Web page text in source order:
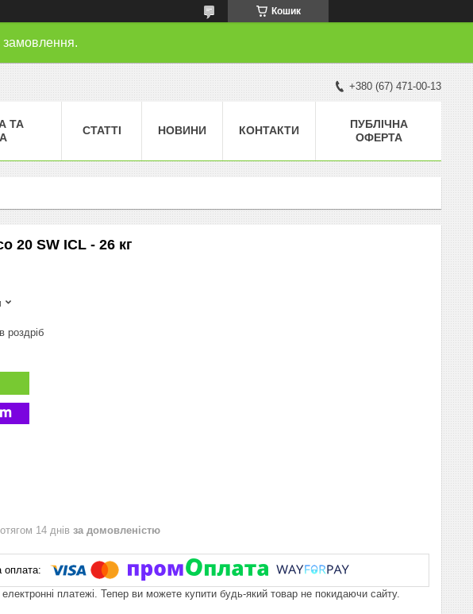
Кошик
+380 (67) 471-00-13
ТА
СТАТТІ НОВИНИ КОНТАКТИ
ПУБЛІЧНА
ОФЕРТА
20 SW ICL - 26 кг
роздріб
14 днів за домовленістю
електронні платежі. Тепер ви можете купити будь-який товар не покидаючи сайту.